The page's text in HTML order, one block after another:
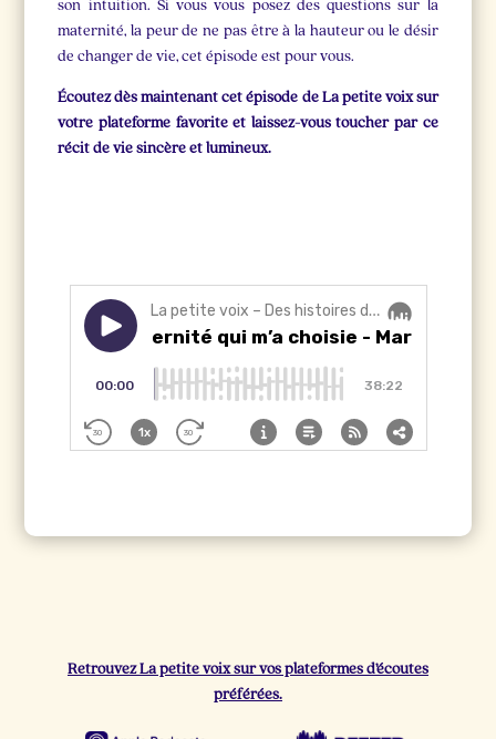
son intuition. Si vous vous posez des questions sur la
maternité, la peur de ne pas être à la hauteur ou le désir
de changer de vie, cet épisode est pour vous.
Écoutez dès maintenant cet épisode de La petite voix sur
votre plateforme favorite et laissez-vous toucher par ce
récit de vie sincère et lumineux.
Retrouvez La petite voix sur vos plateformes d’écoutes
préférées.